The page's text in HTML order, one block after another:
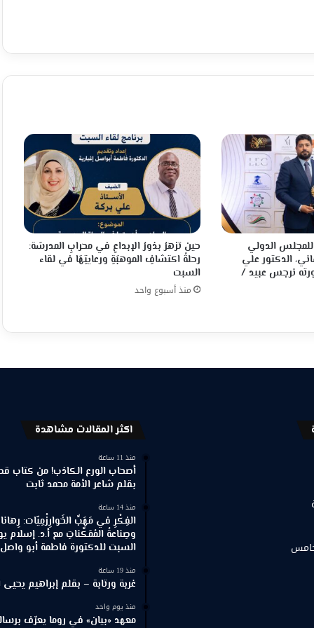
للمجلس الدولي
الدكتور علي
نرجس عبيد /
حين تزهرُ بذورُ الإبداعِ في محرابِ المدرسَة:
رحلةُ اكتشافِ الموهبَةِ ورعايتِهَا في لقاء
السبت
منذ أسبوع واحد
اكثر المقالات مشاهدة
منذ 11 ساعة
أصحاب الورع الكاذب! من
بقلم شاعر الأمة محمد ثابت
منذ 14 ساعة
الفِكْرِ في مَهَبِّ الخَوارِزْمِيّات:
وصِناعةُ المُمَكِّناتِ مع أ.د. إسلام
السبت للدكتورة فاطمة أبو واصل
منذ 19 ساعة
غربة ورتابة – بقلم إبراهيم يحيى
منذ يوم واحد
معهد «بيان» في روما يعرّف